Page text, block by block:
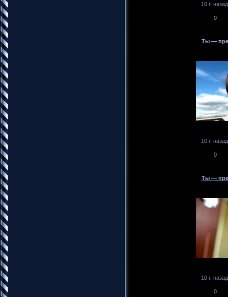
10 г. назад
0
Ты —
10 г. назад
0
Ты —
10 г. назад
0